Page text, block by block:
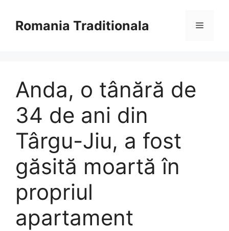
conținutRomania Traditionala Meniu
Anda, o tânără de
34 de ani din
Târgu-Jiu, a fost
găsită moartă în
propriul
apartament